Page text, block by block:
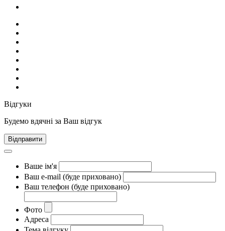
Відгуки
Будемо вдячні за Ваш відгук
Відправити
Ваше ім'я
Ваш e-mail (буде приховано)
Ваш телефон (буде приховано)
Фото
Адреса